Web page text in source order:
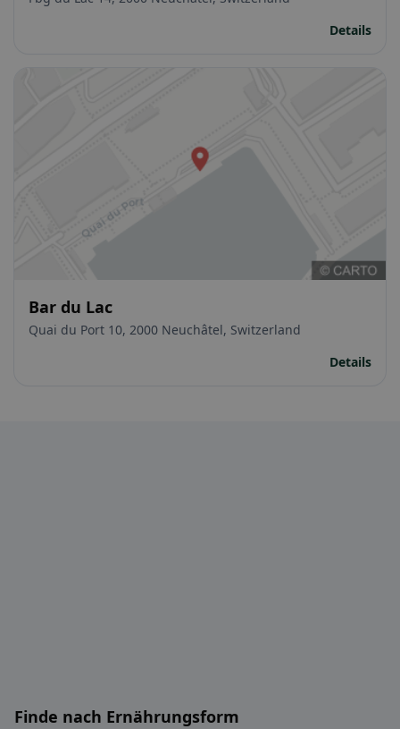
Details
Bar du Lac
Quai du Port 10, 2000 Neuchâtel, Switzerland
Details
Finde nach Ernährungsform